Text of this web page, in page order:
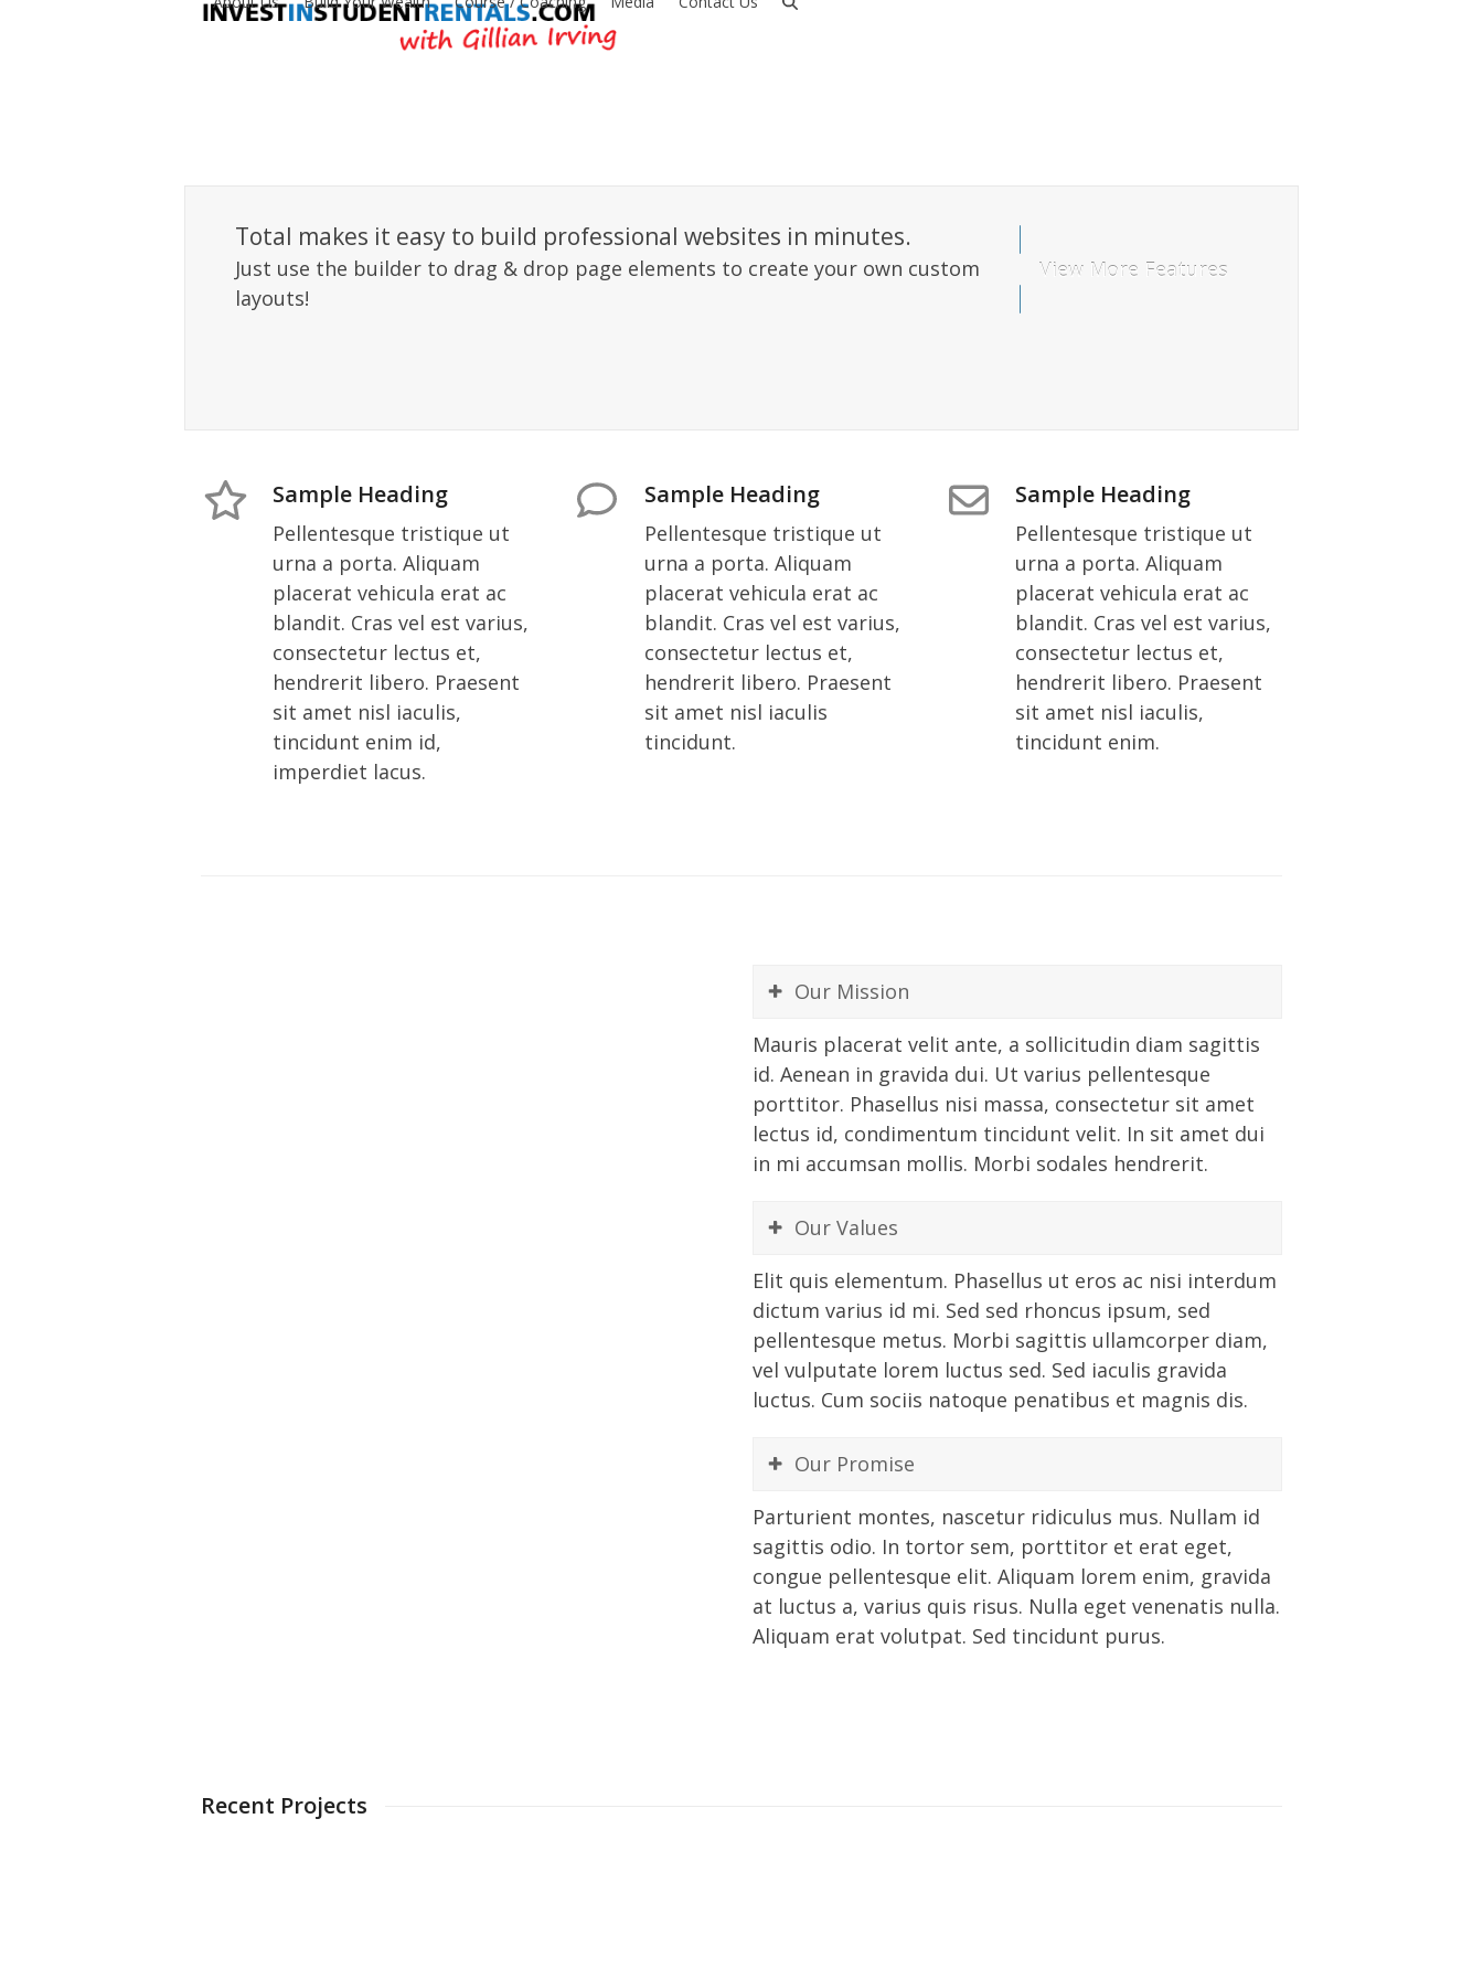
Total makes it easy to build professional websites in minutes.
Just use the builder to drag & drop page elements to create your own custom
layouts!
View More Features
Sample Heading
Pellentesque tristique ut
urna a porta. Aliquam
placerat vehicula erat ac
blandit. Cras vel est varius,
consectetur lectus et,
hendrerit libero. Praesent
sit amet nisl iaculis,
tincidunt enim id,
imperdiet lacus.
Sample Heading
Pellentesque tristique ut
urna a porta. Aliquam
placerat vehicula erat ac
blandit. Cras vel est varius,
consectetur lectus et,
hendrerit libero. Praesent
sit amet nisl iaculis
tincidunt.
Sample Heading
Pellentesque tristique ut
urna a porta. Aliquam
placerat vehicula erat ac
blandit. Cras vel est varius,
consectetur lectus et,
hendrerit libero. Praesent
sit amet nisl iaculis,
tincidunt enim.
Our Mission
Mauris placerat velit ante, a sollicitudin diam sagittis
id. Aenean in gravida dui. Ut varius pellentesque
porttitor. Phasellus nisi massa, consectetur sit amet
lectus id, condimentum tincidunt velit. In sit amet dui
in mi accumsan mollis. Morbi sodales hendrerit.
Our Values
Elit quis elementum. Phasellus ut eros ac nisi interdum
dictum varius id mi. Sed sed rhoncus ipsum, sed
pellentesque metus. Morbi sagittis ullamcorper diam,
vel vulputate lorem luctus sed. Sed iaculis gravida
luctus. Cum sociis natoque penatibus et magnis dis.
Our Promise
Parturient montes, nascetur ridiculus mus. Nullam id
sagittis odio. In tortor sem, porttitor et erat eget,
congue pellentesque elit. Aliquam lorem enim, gravida
at luctus a, varius quis risus. Nulla eget venenatis nulla.
Aliquam erat volutpat. Sed tincidunt purus.
Recent Projects